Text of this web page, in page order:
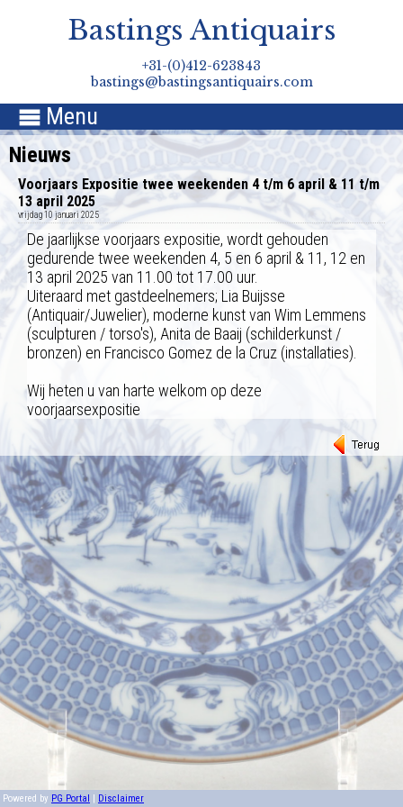
Bastings Antiquairs
+31-(0)412-623843
bastings@bastingsantiquairs.com
 Menu
Nieuws
Voorjaars Expositie twee weekenden 4 t/m 6 april & 11 t/m
13 april 2025
vrijdag 10 januari 2025
De jaarlijkse voorjaars expositie, wordt gehouden
gedurende twee weekenden 4, 5 en 6 april & 11, 12 en
13 april 2025 van 11.00 tot 17.00 uur.
Uiteraard met gastdeelnemers; Lia Buijsse
(Antiquair/Juwelier), moderne kunst van Wim Lemmens
(sculpturen / torso's), Anita de Baaij (schilderkunst /
bronzen) en Francisco Gomez de la Cruz (installaties).
Wij heten u van harte welkom op deze
voorjaarsexpositie
Powered by PG Portal | Disclaimer